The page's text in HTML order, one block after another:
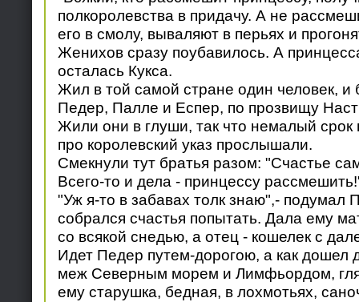
полкоролевства в придачу. А не
его в смолу, вываляют в перьях и
Женихов сразу поубавилось. А
осталась Кукса.
Жил в той самой стране один человек, и
Педер, Палле и Еспер, по прозвищу
Жили они в глуши, так что немалый срок
про королевский указ прослышали.
Смекнули тут братья разом: "Счастье
Всего-то и дела - принцессу
"Уж я-то в забавах толк знаю",- подумал
собрался счастья попытать. Дала ему
со всякой снедью, а отец - кошелек с
Идет Педер путем-дорогою, а как дошел
меж Северным морем и Лимфьордом,
ему старушка, бедная, в лохмотьях,